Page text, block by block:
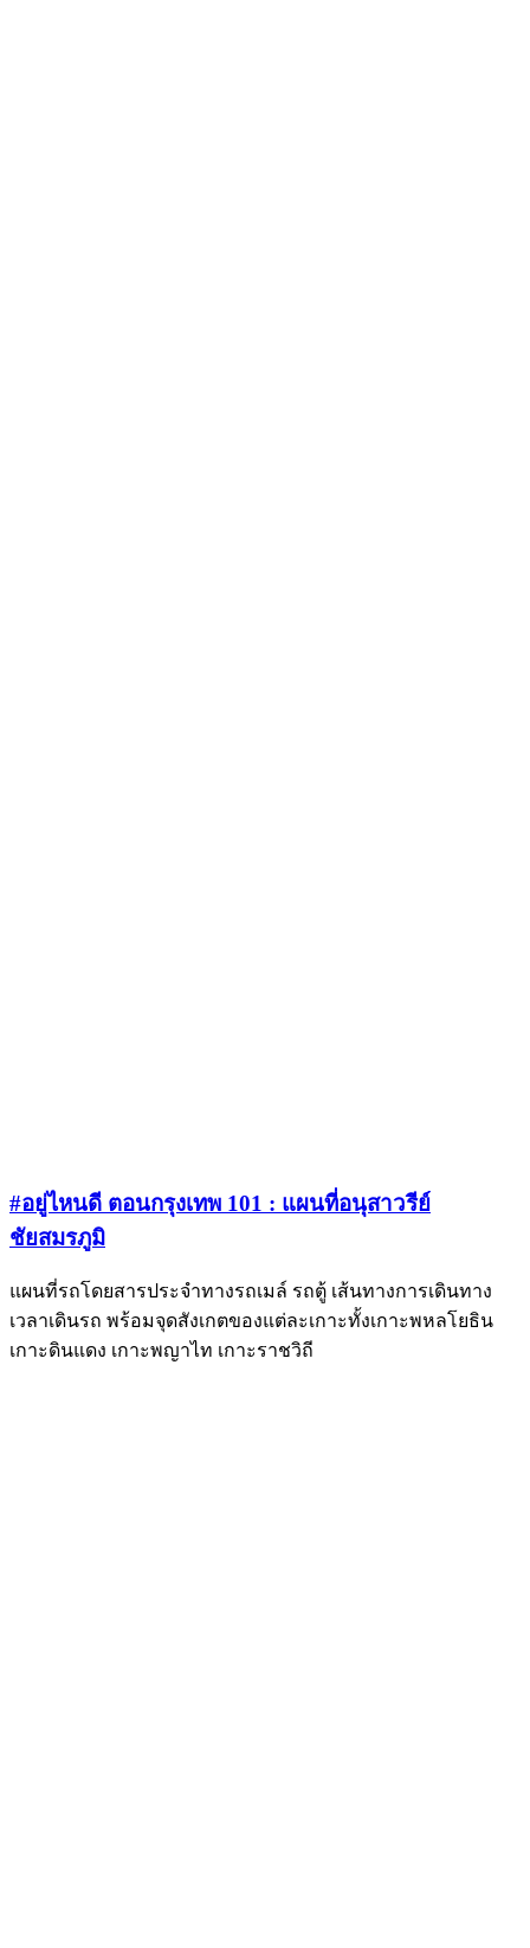
#อยู่ไหนดี ตอนกรุงเทพ 101 : แผนที่อนุสาวรีย์
ชัยสมรภูมิ
แผนที่รถโดยสารประจำทางรถเมล์ รถตู้ เส้นทางการเดินทาง
เวลาเดินรถ พร้อมจุดสังเกตของแต่ละเกาะทั้งเกาะพหลโยธิน
เกาะดินแดง เกาะพญาไท เกาะราชวิถี